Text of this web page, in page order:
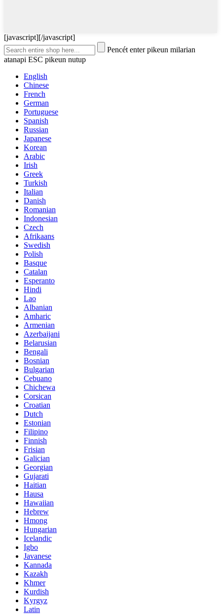
[javascript][/javascript]
Pencét enter pikeun milarian
atanapi ESC pikeun nutup
English
Chinese
French
German
Portuguese
Spanish
Russian
Japanese
Korean
Arabic
Irish
Greek
Turkish
Italian
Danish
Romanian
Indonesian
Czech
Afrikaans
Swedish
Polish
Basque
Catalan
Esperanto
Hindi
Lao
Albanian
Amharic
Armenian
Azerbaijani
Belarusian
Bengali
Bosnian
Bulgarian
Cebuano
Chichewa
Corsican
Croatian
Dutch
Estonian
Filipino
Finnish
Frisian
Galician
Georgian
Gujarati
Haitian
Hausa
Hawaiian
Hebrew
Hmong
Hungarian
Icelandic
Igbo
Javanese
Kannada
Kazakh
Khmer
Kurdish
Kyrgyz
Latin